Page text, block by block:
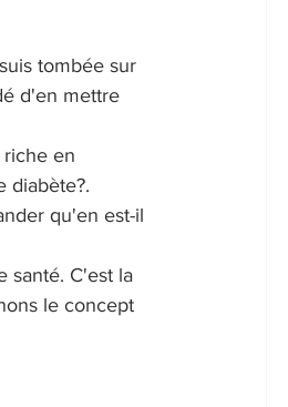
tombée sur
d'en mettre
en
diabète?.
qu'en est-il
santé. C'est la
le concept